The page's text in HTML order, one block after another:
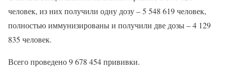
человек, из них получили одну дозу – 5 548 619 человек,
полностью иммунизированы и получили две дозы – 4 129
835 человек.
Всего проведено 9 678 454 прививки.